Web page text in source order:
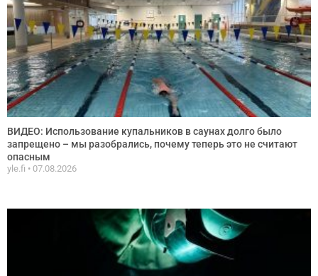
ВИДЕО: Использование купальников в саунах долго было
запрещено – мы разобрались, почему теперь это не считают
опасным
yle.fi 07.08.2026